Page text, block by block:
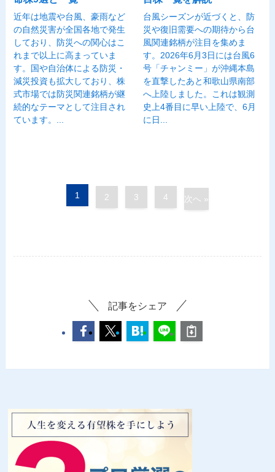
近年は地震や台風、豪雨など
の自然災害が全国各地で発生
しており、防災への関心はこ
れまで以上に高まっていま
す。国や自治体による防災・
減災投資も拡大しており、株
式市場では防災関連銘柄が継
続的なテーマとして注目され
ています。...
台風シーズンが近づくと、防
災や復旧需要への期待から台
風関連銘柄が注目を集めま
す。2026年6月3日には台風6
号「チャンミー」が沖縄本島
を直撃したあと和歌山県南部
へ上陸しました。これは観測
史上4番目に早い上陸で、6月
に日...
1 2 3 4 次へ »
記事をシェア